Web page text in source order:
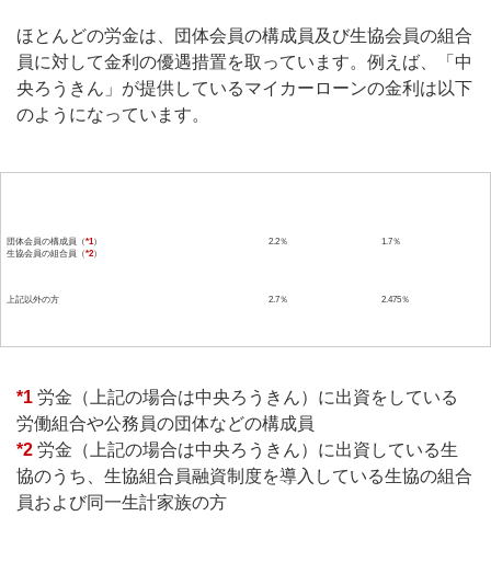
ほとんどの労金は、団体会員の構成員及び生協会員の組合
員に対して金利の優遇措置を取っています。例えば、「中
央ろうきん」が提供しているマイカーローンの金利は以下
のようになっています。
団体会員の構成員（*1）
生協会員の組合員（*2）
2.2％ 1.7％
上記以外の方 2.7％ 2.475％
*1 労金（上記の場合は中央ろうきん）に出資をしている
労働組合や公務員の団体などの構成員
*2 労金（上記の場合は中央ろうきん）に出資している生
協のうち、生協組合員融資制度を導入している生協の組合
員および同一生計家族の方